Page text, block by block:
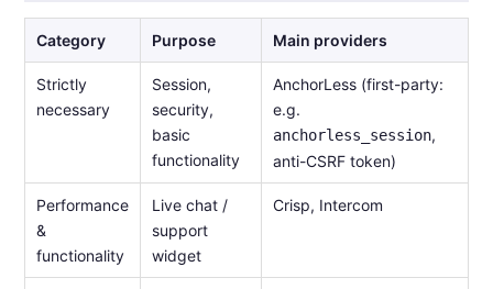
Category Purpose Main providers
Strictly
necessary
Session,
security,
basic
functionality
AnchorLess (first-party:
e.g.
anchorless_session,
anti-CSRF token)
Performance
&
functionality
Live chat /
support
widget
Crisp, Intercom